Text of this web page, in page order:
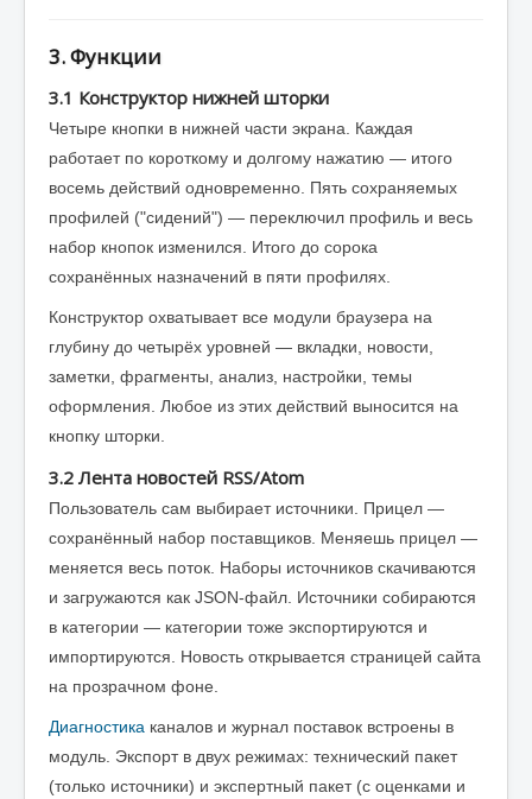
3. Функции
3.1 Конструктор нижней шторки
Четыре кнопки в нижней части экрана. Каждая
работает по короткому и долгому нажатию — итого
восемь действий одновременно. Пять сохраняемых
профилей ("сидений") — переключил профиль и весь
набор кнопок изменился. Итого до сорока
сохранённых назначений в пяти профилях.
Конструктор охватывает все модули браузера на
глубину до четырёх уровней — вкладки, новости,
заметки, фрагменты, анализ, настройки, темы
оформления. Любое из этих действий выносится на
кнопку шторки.
3.2 Лента новостей RSS/Atom
Пользователь сам выбирает источники. Прицел —
сохранённый набор поставщиков. Меняешь прицел —
меняется весь поток. Наборы источников скачиваются
и загружаются как JSON-файл. Источники собираются
в категории — категории тоже экспортируются и
импортируются. Новость открывается страницей сайта
на прозрачном фоне.
Диагностика каналов и журнал поставок встроены в
модуль. Экспорт в двух режимах: технический пакет
(только источники) и экспертный пакет (с оценками и